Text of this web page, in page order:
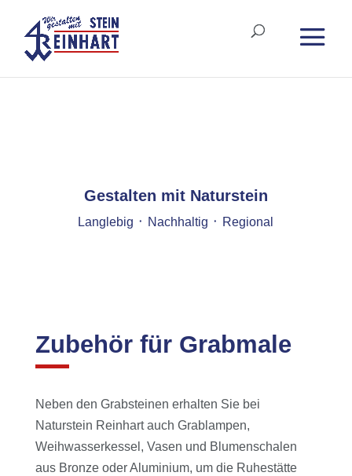
Gestalten mit Naturstein
Langlebig ᛫ Nachhaltig ᛫ Regional
Zubehör für Grabmale
Neben den Grabsteinen erhalten Sie bei
Naturstein Reinhart auch Grablampen,
Weihwasserkessel, Vasen und Blumenschalen
aus Bronze oder Aluminium, um die Ruhestätte